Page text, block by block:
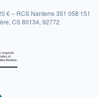
€ – RCS Nanterre 351 058 151
CS 80134, 92772